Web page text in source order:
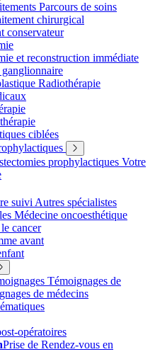
Parcours de soins
chirurgical
conservateur
et reconstruction immédiate
Radiothérapie
ciblées
prophylactiques Votre
suivi Autres spécialistes
Médecine oncoesthétique
cancer
avant
Témoignages de
de médecins
opératoires
Prise de Rendez-vous en